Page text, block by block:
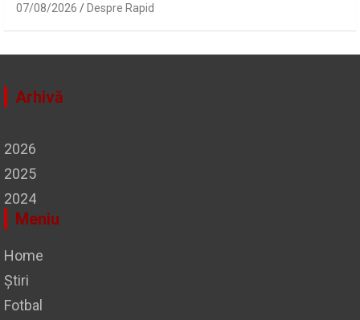
07/08/2026 Despre Rapid
Arhivă
2026
2025
2024
Meniu
Home
Știri
Fotbal